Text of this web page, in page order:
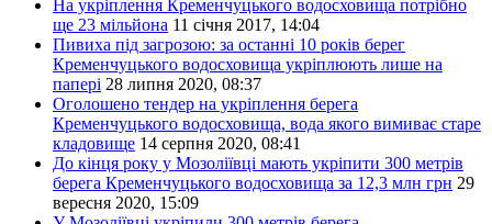
На укріплення Кременчуцького водосховища потрібно
ще 23 мільйона 11 січня 2017, 14:04
Пивиха під загрозою: за останні 10 років берег
Кременчуцького водосховища укріплюють лише на
папері 28 липня 2020, 08:37
Оголошено тендер на укріплення берега
Кременчуцького водосховища, вода якого вимиває старе
кладовище 14 серпня 2020, 08:41
До кінця року у Мозоліївці мають укріпити 300 метрів
берега Кременчуцького водосховища за 12,3 млн грн 29
вересня 2020, 15:09